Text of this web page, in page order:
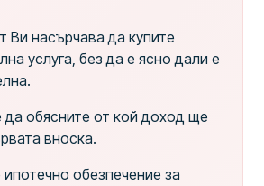
Ви насърчава да купите
услуга, без да е ясно дали е
обясните от кой доход ще
вноска.
обезпечение за